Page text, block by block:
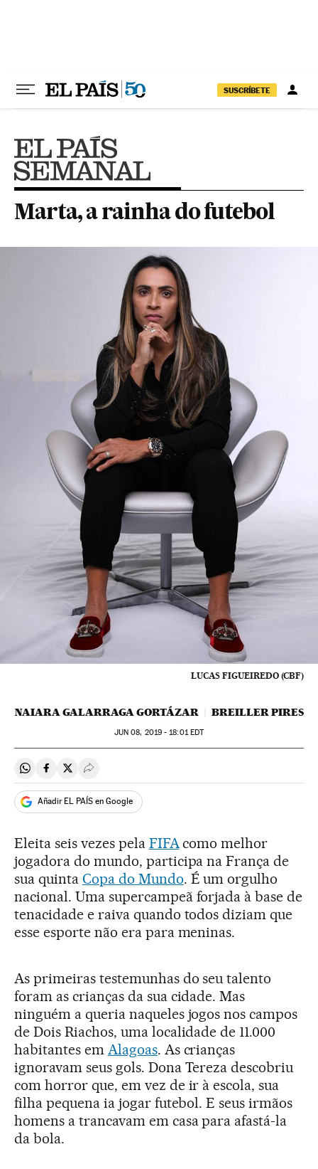
SUSCRÍBETE
Marta, a rainha do futebol
LUCAS FIGUEIREDO (CBF)
NAIARA GALARRAGA GORTÁZAR BREILLER PIRES
JUN 08, 2019 - 18:01EDT
Compartir en Whatsapp
Compartir en Facebook
Compartir en Twitter
Desplegar Redes Sociales
Añadir EL PAÍS en Google
Eleita seis vezes pela FIFAcomo melhor
jogadora do mundo, participa na França de
sua quinta Copa do Mundo. É um orgulho
nacional. Uma supercampeã forjada à base de
tenacidade e raiva quando todos diziam que
esse esporte não era para meninas.
As primeiras testemunhas do seu talento
foram as crianças da sua cidade. Mas
ninguém a queria naqueles jogos nos campos
de Dois Riachos, uma localidade de 11.000
habitantes em Alagoas. As crianças
ignoravam seus gols. Dona Tereza descobriu
com horror que, em vez de ir à escola, sua
filha pequena ia jogar futebol. E seus irmãos
homens a trancavam em casa para afastá-la
da bola.